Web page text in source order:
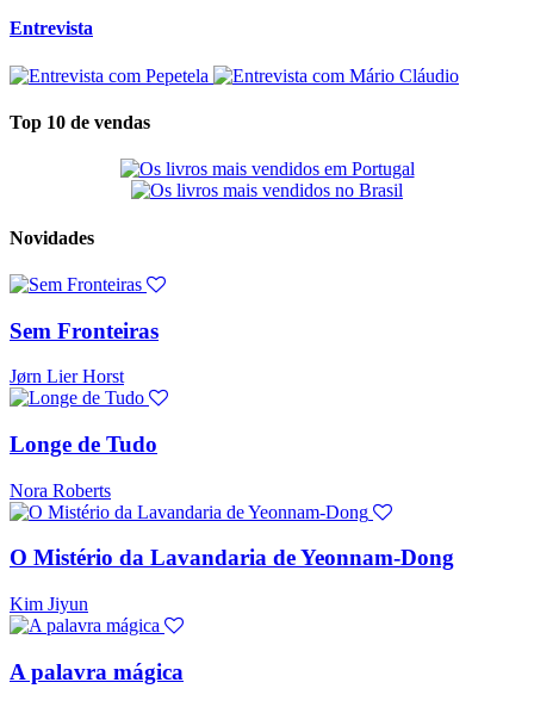
Entrevista
Top 10 de vendas
Novidades
Sem Fronteiras
Jørn Lier Horst
Longe de Tudo
Nora Roberts
O Mistério da Lavandaria de Yeonnam-Dong
Kim Jiyun
A palavra mágica